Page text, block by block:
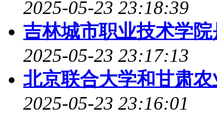
2025-05-23 23:18:39
吉林城市职业技术学院
2025-05-23 23:17:13
北京联合大学和甘肃
2025-05-23 23:16:01